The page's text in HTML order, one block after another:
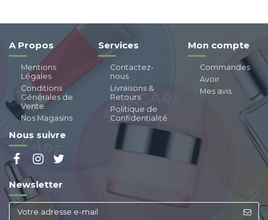
A Propos
Mentions
Légales
Conditions
Générales de
Vente
Nos Magasins
Services
Contactez-
nous
Livraisons &
Retours
Politique de
Confidentialité
Mon compte
Commandes
Avoir
Mes avis
Nous suivre
Newsletter